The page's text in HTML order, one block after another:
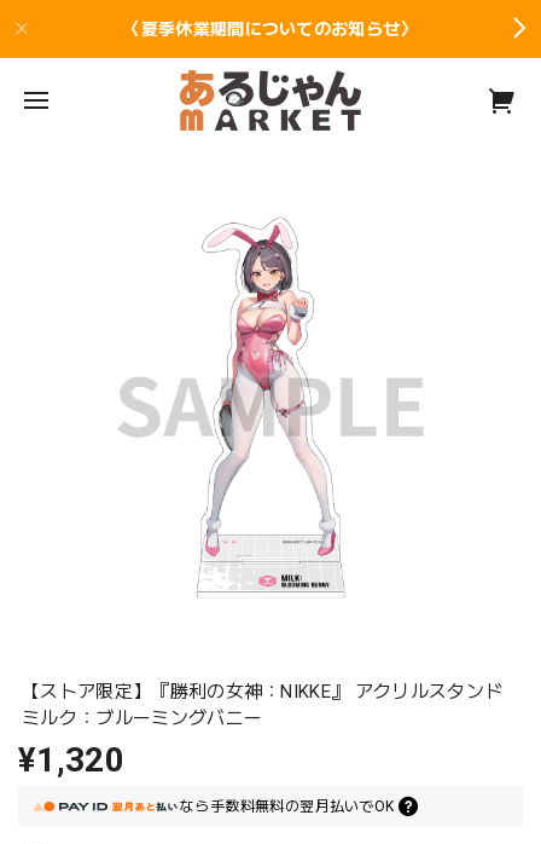
〈夏季休業期間についてのお知らせ〉
【ストア限定】『勝利の女神：NIKKE』 アクリルスタンド
ミルク：ブルーミングバニー
¥1,320
なら 手数料無料の翌月払いでOK